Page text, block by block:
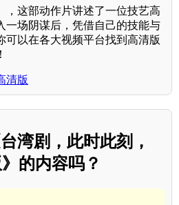
，这部动作片讲述了一位技艺高
一场阴谋后，凭借自己的技能与
可以在各大视频平台找到高清版
清版
湾剧，此时此刻，
的内容吗？